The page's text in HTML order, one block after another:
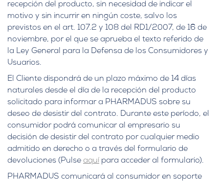
recepción del producto, sin necesidad de indicar el
motivo y sin incurrir en ningún coste, salvo los
previstos en el art. 107.2 y 108 del RD1/2007, de 16 de
noviembre, por el que se aprueba el texto referido de
la Ley General para la Defensa de los Consumidores y
Usuarios.
El Cliente dispondrá de un plazo máximo de 14 días
naturales desde el día de la recepción del producto
solicitado para informar a PHARMADUS sobre su
deseo de desistir del contrato. Durante este período, el
consumidor podrá comunicar al empresario su
decisión de desistir del contrato por cualquier medio
admitido en derecho o a través del formulario de
devoluciones (Pulse aquí para acceder al formulario).
PHARMADUS comunicará al consumidor en soporte